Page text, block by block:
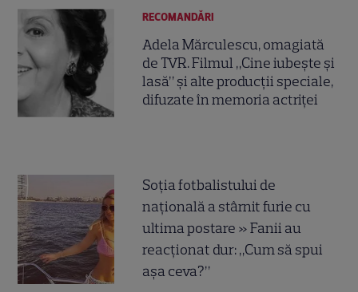
RECOMANDĂRI
Adela Mărculescu, omagiată
de TVR. Filmul „Cine iubește și
lasă” și alte producții speciale,
difuzate în memoria actriței
Soția fotbalistului de
națională a stârnit furie cu
ultima postare » Fanii au
reacționat dur: „Cum să spui
așa ceva?”